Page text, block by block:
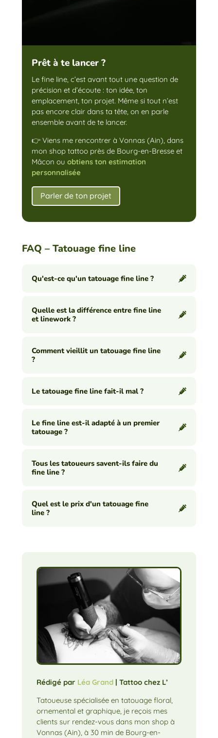
Prêt à te lancer ?
Le fine line, c’est avant tout une question de
précision et d’écoute : ton idée, ton
emplacement, ton projet. Même si tout n’est
pas encore clair dans ta tête, on en parle
ensemble avant de te lancer.
👉 Viens me rencontrer à Vonnas (Ain), dans
mon shop tattoo près de Bourg-en-Bresse et
Mâcon ou obtiens ton estimation
personnalisée
Parler de ton projet
FAQ – Tatouage fine line
Qu'est-ce qu'un tatouage fine line ?
Quelle est la différence entre fine line
et linework ?
Comment vieillit un tatouage fine line
?
Le tatouage fine line fait-il mal ?
Le fine line est-il adapté à un premier
tatouage ?
Tous les tatoueurs savent-ils faire du
fine line ?
Quel est le prix d'un tatouage fine
line ?
Rédigé par Léa Grand| Tattoo chez L’
Tatoueuse spécialisée en tatouage floral,
ornemental et graphique, je reçois mes
clients sur rendez-vous dans mon shop à
Vonnas (Ain), à 30 min de Bourg-en-